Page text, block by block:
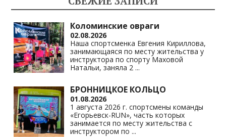
as
s
ni
ki
m p
p
n
k
Коломинские овраги
02.08.2026
Наша спортсменка Евгения Кириллова,
занимающаяся по месту жительства у
инструктора по спорту Маховой
Натальи, заняла 2 ...
БРОННИЦКОЕ КОЛЬЦО
01.08.2026
1 августа 2026 г. спортсмены команды
«Егорьевск-RUN», часть которых
занимается по месту жительства с
инструктором по ...